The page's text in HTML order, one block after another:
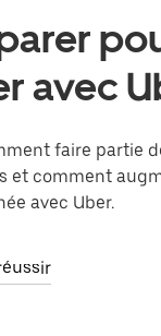
avec
faire partie
et comment
avec Uber.